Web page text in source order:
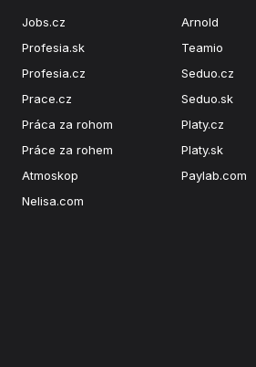
Jobs.cz
Profesia.sk
Profesia.cz
Prace.cz
Práca za rohom
Práce za rohem
Atmoskop
Nelisa.com
Arnold
Teamio
Seduo.cz
Seduo.sk
Platy.cz
Platy.sk
Paylab.com